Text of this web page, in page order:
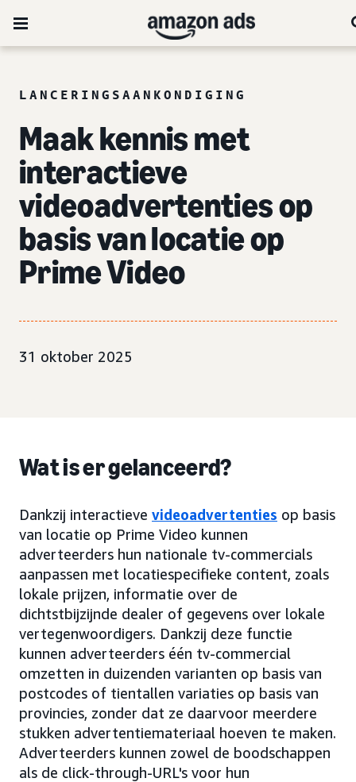
LANCERINGSAANKONDIGING
Maak kennis met
interactieve
videoadvertenties op
basis van locatie op
Prime Video
31 oktober 2025
Wat is er gelanceerd?
Dankzij interactieve videoadvertenties op basis
van locatie op Prime Video kunnen
adverteerders hun nationale tv-commercials
aanpassen met locatiespecifieke content, zoals
lokale prijzen, informatie over de
dichtstbijzijnde dealer of gegevens over lokale
vertegenwoordigers. Dankzij deze functie
kunnen adverteerders één tv-commercial
omzetten in duizenden varianten op basis van
postcodes of tientallen variaties op basis van
provincies, zonder dat ze daarvoor meerdere
stukken advertentiemateriaal hoeven te maken.
Adverteerders kunnen zowel de boodschappen
als de click-through-URL's voor hun